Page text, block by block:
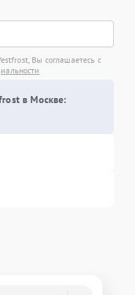
Вы соглашаетесь с
в Москве: